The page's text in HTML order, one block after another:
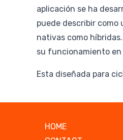
aplicación se ha
puede describir
nativas como
su funcionamiento en
Esta diseñada para
HOME